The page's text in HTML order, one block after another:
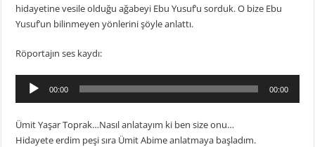
hidayetine vesile olduğu ağabeyi Ebu Yusuf’u sorduk. O bize Ebu
Yusuf’un bilinmeyen yönlerini şöyle anlattı.
Röportajın ses kaydı:
oynatıcı
00:00 00:00
Ümit Yaşar Toprak…Nasıl anlatayım ki ben size onu…
Hidayete erdim peşi sıra Ümit Abime anlatmaya başladım.